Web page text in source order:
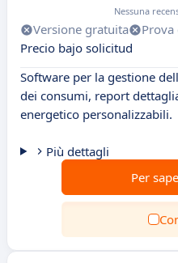
Nessuna
Versione gratuita
Precio bajo solicitud
Software per la gestione
dei consumi, report
energetico personalizzabili.
Più dettagli
Per